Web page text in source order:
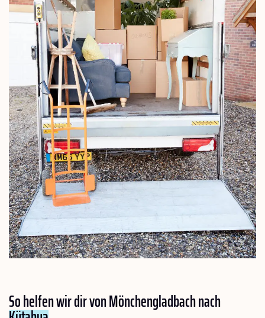
So helfen wir dir von Mönchengladbach nach